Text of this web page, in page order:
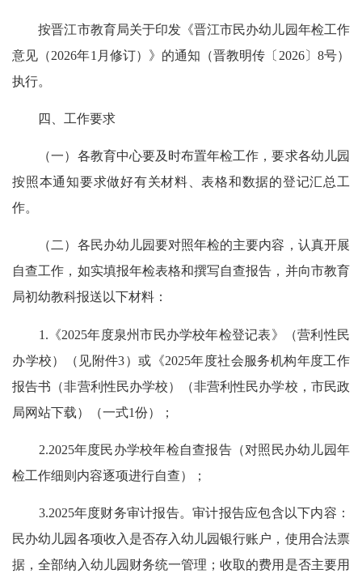
按晋江市教育局关于印发《晋江市民办幼儿园年检工作
意见（2026年1月修订）》的通知（晋教明传〔2026〕8号）
执行。
四、工作要求
（一）各教育中心要及时布置年检工作，要求各幼儿园
按照本通知要求做好有关材料、表格和数据的登记汇总工
作。
（二）各民办幼儿园要对照年检的主要内容，认真开展
自查工作，如实填报年检表格和撰写自查报告，并向市教育
局初幼教科报送以下材料：
1.《2025年度泉州市民办学校年检登记表》（营利性民
办学校）（见附件3）或《2025年度社会服务机构年度工作
报告书（非营利性民办学校）（非营利性民办学校，市民政
局网站下载）（一式1份）；
2.2025年度民办学校年检自查报告（对照民办幼儿园年
检工作细则内容逐项进行自查）；
3.2025年度财务审计报告。审计报告应包含以下内容：
民办幼儿园各项收入是否存入幼儿园银行账户，使用合法票
据，全部纳入幼儿园财务统一管理；收取的费用是否主要用